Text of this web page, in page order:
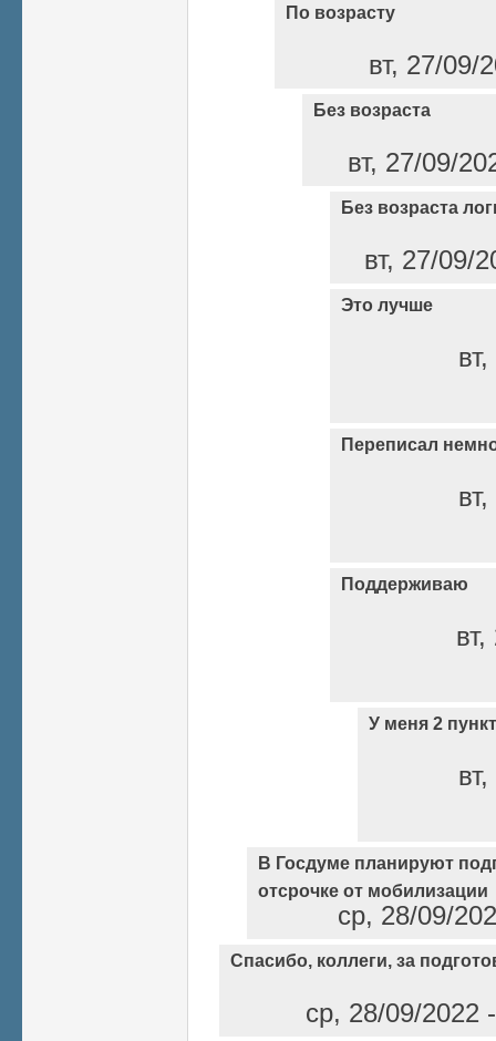
По возрасту
вт, 27/09/
Без возраста
вт, 27/09/
Без возраста
вт, 27/09/
Это лучше
Переписал
Поддерживаю
У меня 2
В Госдуме планируют
отсрочке от мобилизации
ср, 28/09/
Спасибо, коллеги, за
ср, 28/09/